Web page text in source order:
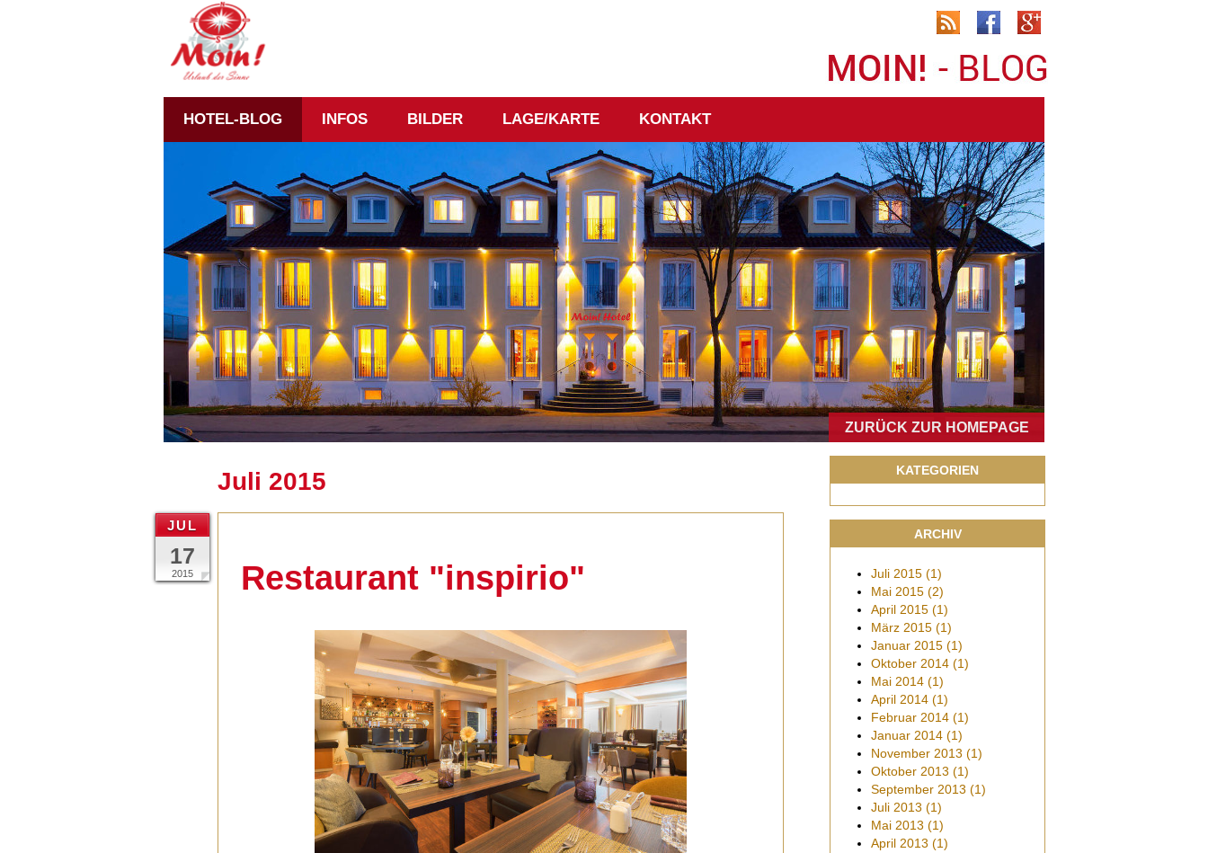
ZURÜCK ZUR HOMEPAGE
HOTEL-BLOG INFOS BILDER LAGE/KARTE KONTAKT
Juli 2015
2015
17
JUL
Restaurant "inspirio"
KATEGORIEN
ARCHIV
Juli 2015 (1)
Mai 2015 (2)
April 2015 (1)
März 2015 (1)
Januar 2015 (1)
Oktober 2014 (1)
Mai 2014 (1)
April 2014 (1)
Februar 2014 (1)
Januar 2014 (1)
November 2013 (1)
Oktober 2013 (1)
September 2013 (1)
Juli 2013 (1)
Mai 2013 (1)
April 2013 (1)